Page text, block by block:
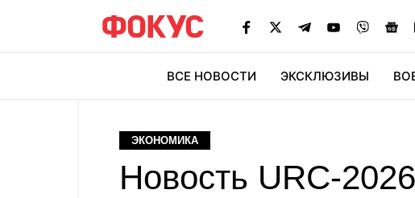
ВСЕ НОВОСТИ ЭКСКЛЮЗИВЫ
ЭКОНОМИКА
Новость URC-